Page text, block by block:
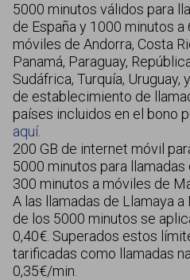
5000 minutos válidos para
de España y 1000 minutos
móviles de Andorra, Costa
Panamá, Paraguay,
Sudáfrica, Turquía, Uruguay,
de establecimiento de
países incluidos en el bono
aquí.
200 GB de internet móvil
5000 minutos para llamadas
300 minutos a móviles de
A las llamadas de Llamaya
de los 5000 minutos se
0,40€. Superados estos
tarificadas como llamadas
0,35€/min.